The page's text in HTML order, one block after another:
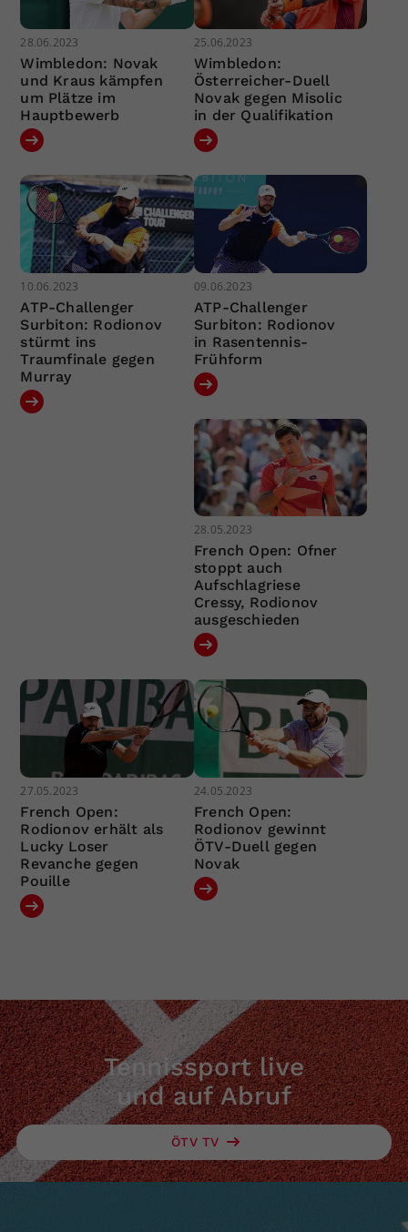
28.06.2023
Wimbledon: Novak
und Kraus kämpfen
um Plätze im
Hauptbewerb
25.06.2023
Wimbledon:
Österreicher-Duell
Novak gegen Misolic
in der Qualifikation
10.06.2023
ATP-Challenger
Surbiton: Rodionov
stürmt ins
Traumfinale gegen
Murray
09.06.2023
ATP-Challenger
Surbiton: Rodionov
in Rasentennis-
Frühform
28.05.2023
French Open: Ofner
stoppt auch
Aufschlagriese
Cressy, Rodionov
ausgeschieden
27.05.2023
French Open:
Rodionov erhält als
Lucky Loser
Revanche gegen
Pouille
24.05.2023
French Open:
Rodionov gewinnt
ÖTV-Duell gegen
Novak
Tennissport live
und auf Abruf
ÖTV TV